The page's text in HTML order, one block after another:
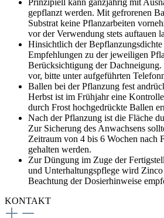
gepflanzt werden. Mit gefrorenen
Substrat keine Pflanzarbeiten
vor der Verwendung stets auftauen
Hinsichtlich der Bepflanzungsdichte
Empfehlungen zu der jeweiligen
Berücksichtigung der
vor, bitte unter aufgeführten
Ballen bei der Pflanzung fest
Herbst ist im Frühjahr eine
durch Frost hochgedrückte Ballen
Nach der Pflanzung ist die Fläche
Zur Sicherung des Anwachsens
Zeitraum von 4 bis 6 Wochen nach
gehalten werden.
Zur Düngung im Zuge der
und Unterhaltungspflege wird
Beachtung der Dosierhinweise
KONTAKT